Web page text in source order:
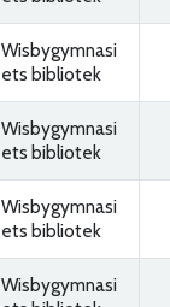
Wisbygymnasi
ets bibliotek
Wisbygymnasi
ets bibliotek
Wisbygymnasi
ets bibliotek
Wisbygymnasi